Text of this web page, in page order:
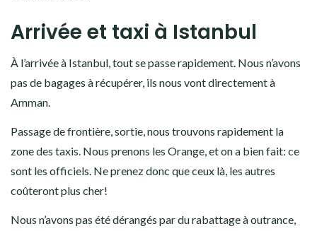
Arrivée et taxi à Istanbul
À l’arrivée à Istanbul, tout se passe rapidement. Nous n’avons
pas de bagages à récupérer, ils nous vont directement à
Amman.
Passage de frontière, sortie, nous trouvons rapidement la
zone des taxis. Nous prenons les Orange, et on a bien fait: ce
sont les officiels. Ne prenez donc que ceux là, les autres
coûteront plus cher!
Nous n’avons pas été dérangés par du rabattage à outrance,